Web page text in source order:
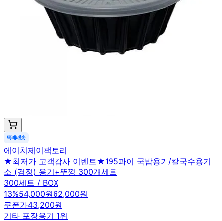
에이치제이팩토리
★최저가 고객감사 이벤트★195파이 국밥용기/칼국수용기
소 (검정) 용기+뚜껑 300개세트
300세트 / BOX
13%54,000원62,000원
쿠폰가43,200원
기타 포장용기 1위